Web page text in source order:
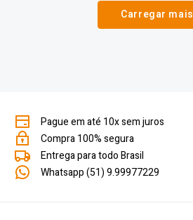
Carregar mais
Pague em até 10x sem juros
Compra 100% segura
Entrega para todo Brasil
Whatsapp (51) 9.99977229